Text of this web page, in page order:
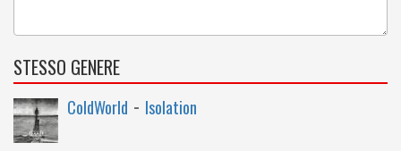
STESSO GENERE
ColdWorld - Isolation